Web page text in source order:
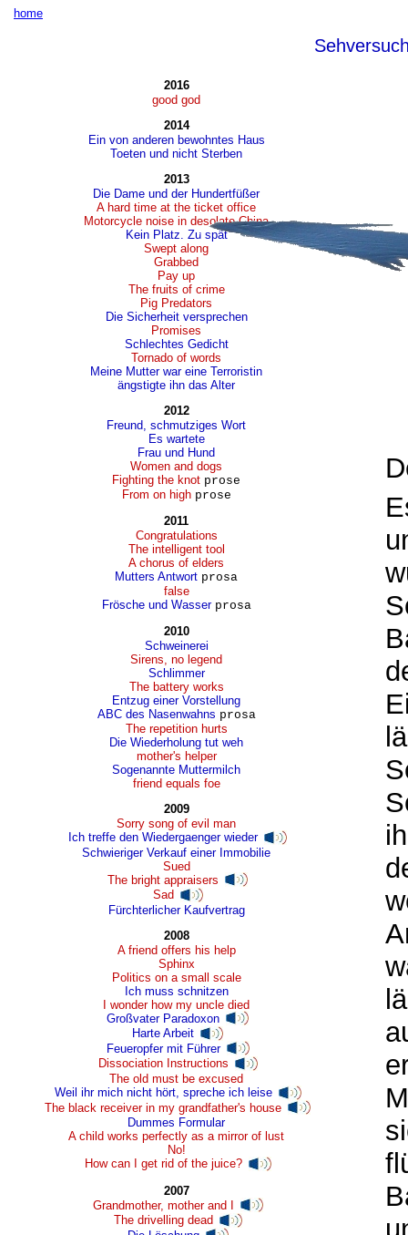
home
2016
good god
2014
Ein von anderen bewohntes Haus
Toeten und nicht Sterben
2013
Die Dame und der Hundertfüßer
A hard time at the ticket office
Motorcycle noise in desolate China
Kein Platz. Zu spät
Swept along
Grabbed
Pay up
The fruits of crime
Pig Predators
Die Sicherheit versprechen
Promises
Schlechtes Gedicht
Tornado of words
Meine Mutter war eine Terroristin
ängstigte ihn das Alter
2012
Freund, schmutziges Wort
Es wartete
Frau und Hund
Women and dogs
Fighting the knot prose
From on high prose
2011
Congratulations
The intelligent tool
A chorus of elders
Mutters Antwort prosa
false
Frösche und Wasser prosa
2010
Schweinerei
Sirens, no legend
Schlimmer
The battery works
Entzug einer Vorstellung
ABC des Nasenwahns prosa
The repetition hurts
Die Wiederholung tut weh
mother's helper
Sogenannte Muttermilch
friend equals foe
2009
Sorry song of evil man
Ich treffe den Wiedergaenger wieder
Schwieriger Verkauf einer Immobilie
Sued
The bright appraisers
Sad
Fürchterlicher Kaufvertrag
2008
A friend offers his help
Sphinx
Politics on a small scale
Ich muss schnitzen
I wonder how my uncle died
Großvater Paradoxon
Harte Arbeit
Feueropfer mit Führer
Dissociation Instructions
The old must be excused
Weil ihr mich nicht hört, spreche ich leise
The black receiver in my grandfather's house
Dummes Formular
A child works perfectly as a mirror of lust
No!
How can I get rid of the juice?
2007
Grandmother, mother and I
The drivelling dead